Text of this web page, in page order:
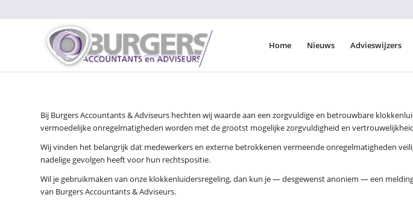
Home Nieuws Advieswijzers
Bij Burgers Accountants & Adviseurs hechten wij waarde aan een zorgvuldige en betrouwbare
vermoedelijke onregelmatigheden worden met de grootst mogelijke zorgvuldigheid en
Wij vinden het belangrijk dat medewerkers en externe betrokkenen vermeende onregelmatigheden
nadelige gevolgen heeft voor hun rechtspositie.
Wil je gebruikmaken van onze klokkenluidersregeling, dan kun je — desgewenst anoniem — een
van Burgers Accountants & Adviseurs.